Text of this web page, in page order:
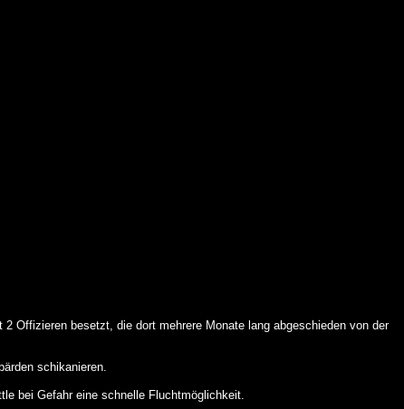
Offizieren besetzt, die dort mehrere Monate lang abgeschieden von der
schikanieren.
bei Gefahr eine schnelle Fluchtmöglichkeit.